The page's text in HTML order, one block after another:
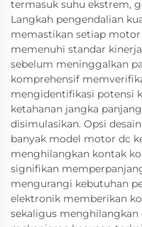
termasuk suhu ekstrem,
Langkah pengendalian
memastikan setiap
memenuhi standar
sebelum meninggalkan
komprehensif
mengidentifikasi potensi
ketahanan jangka
disimulasikan. Opsi
banyak model motor dc
menghilangkan kontak
signifikan
mengurangi kebutuhan
elektronik memberikan
sekaligus menghilangkan